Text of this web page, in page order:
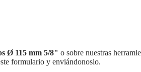
Ø 115 mm 5/8" o sobre nuestras
formulario y enviándonoslo.